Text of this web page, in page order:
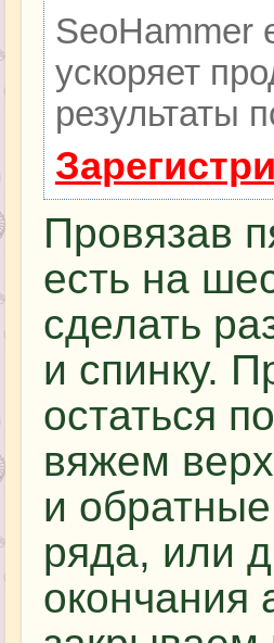
SeoHammer
ускоряет
результаты
Провязав
есть на
сделать
и спинку.
остаться
вяжем
и
ряда, или
окончания